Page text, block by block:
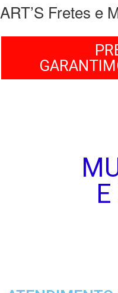
ART’S Fretes e